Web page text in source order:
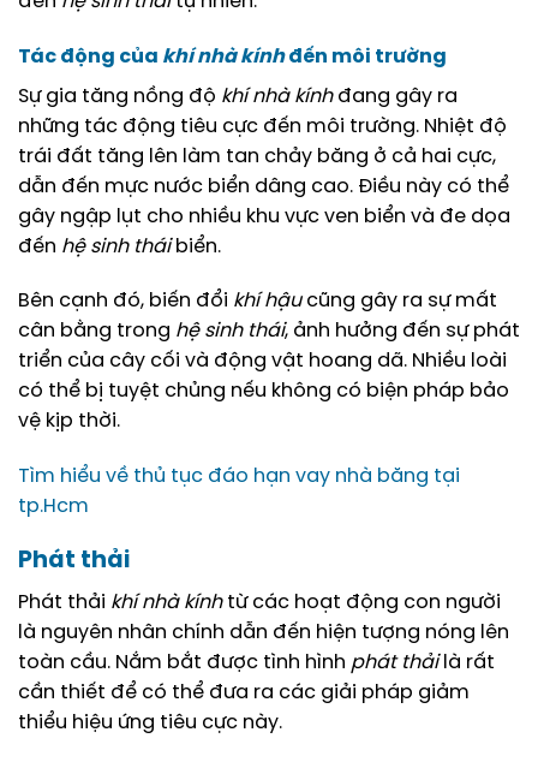
Tác động của khí nhà kínhđến môi trường
Sự gia tăng nồng độ khí nhà kínhđang gây ra
những tác động tiêu cực đến môi trường. Nhiệt độ
trái đất tăng lên làm tan chảy băng ở cả hai cực,
dẫn đến mực nước biển dâng cao. Điều này có thể
gây ngập lụt cho nhiều khu vực ven biển và đe dọa
đến hệ sinh tháibiển.
Bên cạnh đó, biến đổi khí hậucũng gây ra sự mất
cân bằng trong hệ sinh thái, ảnh hưởng đến sự phát
triển của cây cối và động vật hoang dã. Nhiều loài
có thể bị tuyệt chủng nếu không có biện pháp bảo
vệ kịp thời.
Tìm hiểu về thủ tục đáo hạn vay nhà băng tại
tp.Hcm
Phát thải
Phát thải khí nhà kínhtừ các hoạt động con người
là nguyên nhân chính dẫn đến hiện tượng nóng lên
toàn cầu. Nắm bắt được tình hình phát thảilà rất
cần thiết để có thể đưa ra các giải pháp giảm
thiểu hiệu ứng tiêu cực này.